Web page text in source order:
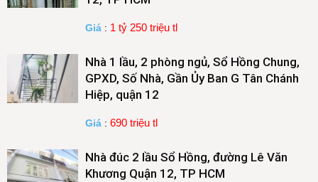
Giá : 1 tỷ 250 triệu tl
Nhà 1 lầu, 2 phòng ngủ, Sổ Hồng Chung,
GPXD, Số Nhà, Gần Ủy Ban G Tân Chánh
Hiệp, quận 12
Giá : 690 triệu tl
Nhà đúc 2 lầu Sổ Hồng, đường Lê Văn
Khương Quận 12, TP HCM